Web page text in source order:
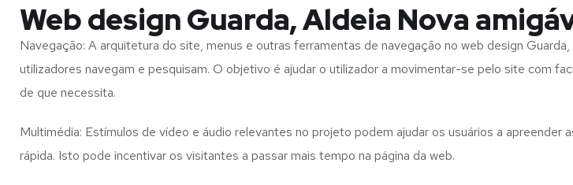
Web design Guarda, Aldeia Nova
Navegação: A arquitetura do site, menus e outras ferramentas de navegação no web design
utilizadores navegam e pesquisam. O objetivo é ajudar o utilizador a movimentar-se pelo site com
de que necessita.
Multimédia: Estímulos de vídeo e áudio relevantes no projeto podem ajudar os usuários a
rápida. Isto pode incentivar os visitantes a passar mais tempo na página da web.